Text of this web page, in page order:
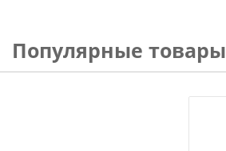
Популярные товары